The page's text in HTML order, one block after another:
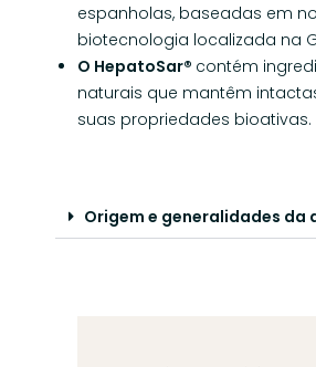
espanholas, baseadas em
biotecnologia localizada na
O HepatoSar® contém
naturais que mantêm
suas propriedades bioativas.
Origem e generalidades da